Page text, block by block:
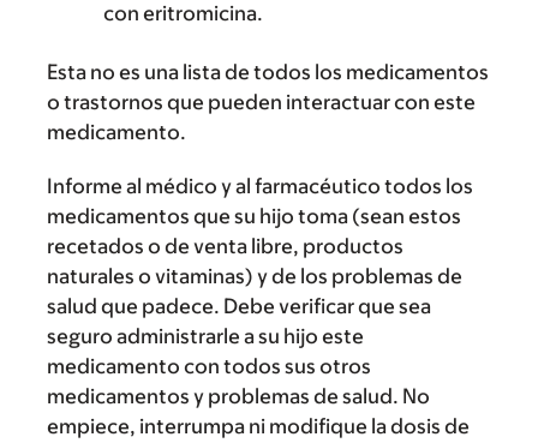
con eritromicina.
Esta no es una lista de todos los medicamentos
o trastornos que pueden interactuar con este
medicamento.
Informe al médico y al farmacéutico todos los
medicamentos que su hijo toma (sean estos
recetados o de venta libre, productos
naturales o vitaminas) y de los problemas de
salud que padece. Debe verificar que sea
seguro administrarle a su hijo este
medicamento con todos sus otros
medicamentos y problemas de salud. No
empiece, interrumpa ni modifique la dosis de